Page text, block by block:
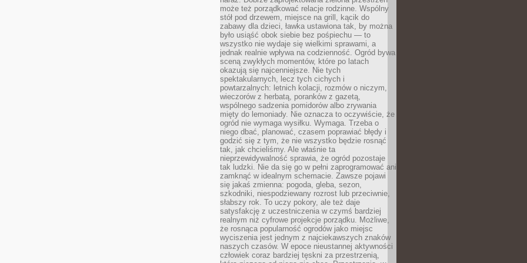
może też porządkować relacje rodzinne. Wspólny
stół pod drzewem, miejsce na grill, kącik do
zabawy dla dzieci, ławka ustawiona tak, by można
było usiąść obok siebie bez pośpiechu — to
wszystko nie wydaje się wielkimi sprawami, a
jednak realnie wpływa na codzienność. Ogród bywa
sceną zwykłych momentów, które po latach
okazują się najcenniejsze. Nie tych
spektakularnych, lecz tych cichych i
powtarzalnych: letnich kolacji, rozmów o niczym,
wieczorów z herbatą, poranków z gazetą,
wspólnego sadzenia pomidorów albo zrywania
mięty do lemoniady. Nie oznacza to oczywiście, że
ogród nie wymaga wysiłku. Wymaga. Trzeba o
niego dbać, planować, czasem poprawiać błędy i
godzić się z tym, że nie wszystko będzie rosnąć
tak, jak chcieliśmy. Ale właśnie ta
nieprzewidywalność sprawia, że ogród pozostaje
tak ludzki. Nie da się go w pełni zaprogramować ani
zamknąć w idealnym schemacie. Zawsze pojawi
się jakaś zmienna: pogoda, gleba, sezon,
szkodniki, niespodziewany rozrost lub przeciwnie,
słabszy rok. To uczy pokory, ale też daje
satysfakcję z uczestniczenia w czymś bardziej
realnym niż cyfrowe projekcje porządku. Możliwe,
że rosnąca popularność ogrodów jako miejsc
wyciszenia jest jednym z najciekawszych znaków
naszych czasów. W epoce nieustannej aktywności
człowiek coraz bardziej tęskni za przestrzenią,